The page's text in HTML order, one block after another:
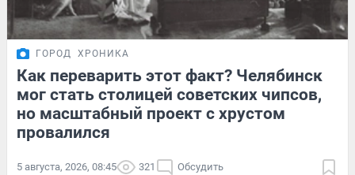
ГОРОД ХРОНИКА
Как переварить этот факт? Челябинск
мог стать столицей советских чипсов,
но масштабный проект с хрустом
провалился
5 августа, 2026, 08:45 321 Обсудить